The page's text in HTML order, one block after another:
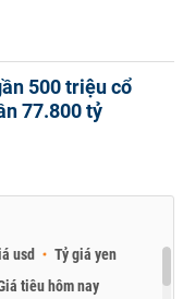
500 triệu cổ
77.800 tỷ
usd
Tỷ giá yen
tiêu hôm nay